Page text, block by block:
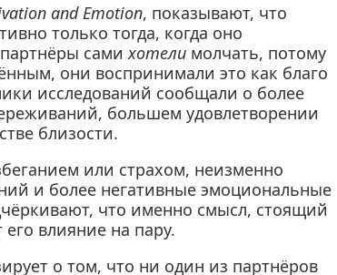
and Emotion, показывают, что
только тогда, когда оно
сами хотелимолчать, потому
они воспринимали это как благо
исследований сообщали о более
большем удовлетворении
близости.
или страхом, неизменно
и более негативные эмоциональные
что именно смысл, стоящий
влияние на пару.
о том, что ни один из партнёров